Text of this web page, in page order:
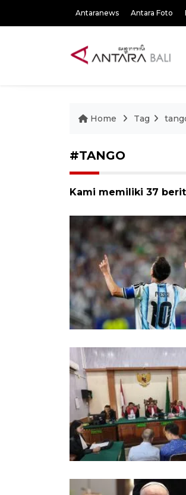
Antaranews Antara Foto
Home Tag
#TANGO
Kami memiliki 37